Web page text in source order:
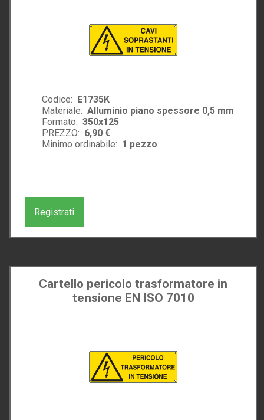
Codice:
E1735K
Materiale: Alluminio piano spessore 0,5 mm
Formato: 350x125
PREZZO: 6,90 €
Minimo ordinabile: 1 pezzo
Registrati
Cartello pericolo trasformatore in
tensione EN ISO 7010